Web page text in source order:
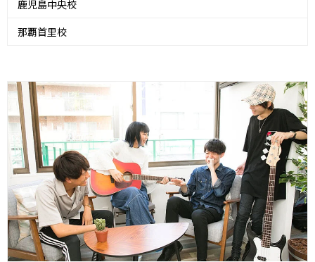
鹿児島中央校
那覇首里校